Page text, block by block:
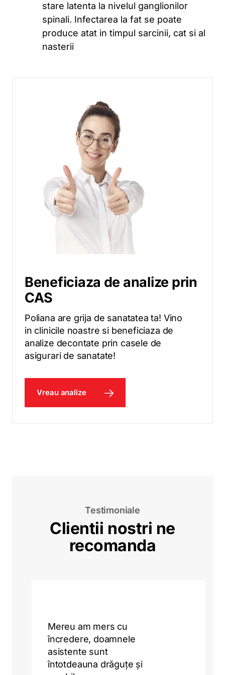
stare latenta la nivelul ganglionilor
spinali. Infectarea la fat se poate
produce atat in timpul sarcinii, cat si al
nasterii
Beneficiaza de analize prin
CAS
Poliana are grija de sanatatea ta! Vino
in clinicile noastre si beneficiaza de
analize decontate prin casele de
asigurari de sanatate!
Vreau analize
Testimoniale
Clientii nostri ne
recomanda
Mereu am mers cu
încredere, doamnele
asistente sunt
întotdeauna drăguțe și